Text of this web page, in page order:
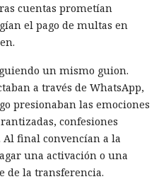
las consultas de
evade cada vez más ese
directamente por
42 mostróque este método
cuentas prometían
el pago de multas en
un mismo guion.
a través de WhatsApp,
presionaban las emociones
confesiones
final convencían a la
una activación o una
de la transferencia.